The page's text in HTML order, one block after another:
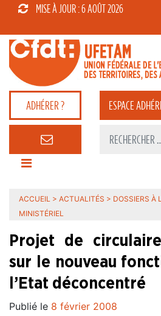
MISE À JOUR : 6 AOÛT 2026
ADHÉRER ? ESPACE
ACCUEIL > ACTUALITÉS > DOSSIERS À
MINISTÉRIEL
Projet de
sur le nouveau
l’Etat déconcentré
Publié le 8 février 2008